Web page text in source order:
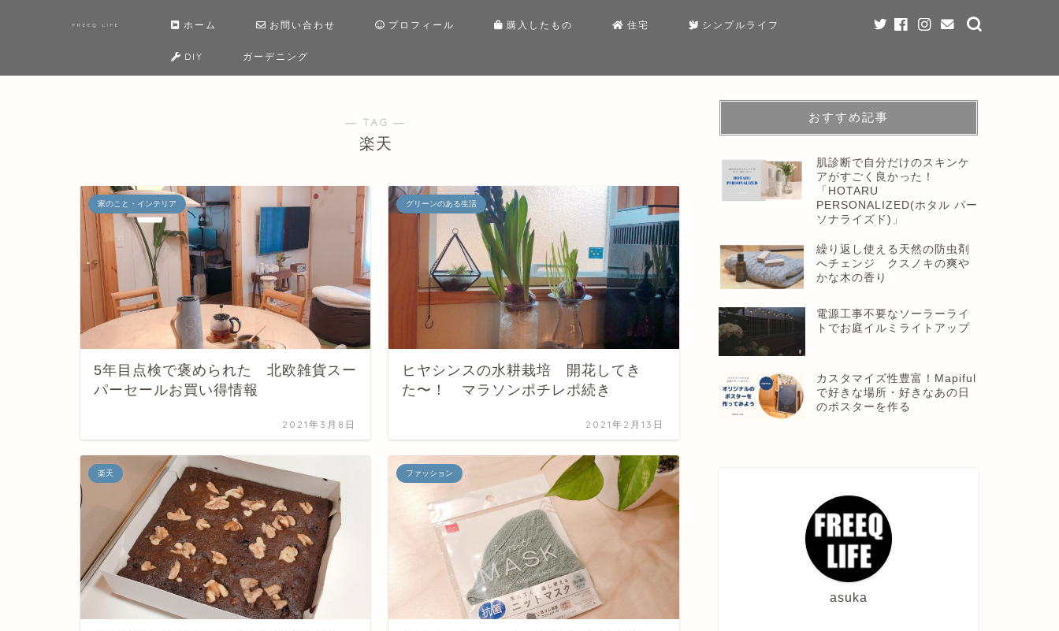
FREEQ LIFE ホーム お問い合わせ プロフィール 購入したもの 住宅 シンプルライフ
DIY ガーデニング
― TAG ―
楽天
家のこと・インテリア
5年目点検で褒められた 北欧雑貨スー
パーセールお買い得情報
2021年3月8日
グリーンのある生活
ヒヤシンスの水耕栽培 開花してき
た〜！ マラソンポチレポ続き
2021年2月13日
楽天 ファッション
おすすめ記事
肌診断で自分だけのスキンケ
アがすごく良かった！
「HOTARU
PERSONALIZED(ホタル パー
ソナライズド)」
繰り返し使える天然の防虫剤
へチェンジ クスノキの爽や
かな木の香り
電源工事不要なソーラーライ
トでお庭イルミライトアップ
カスタマイズ性豊富！Mapiful
で好きな場所・好きなあの日
のポスターを作る
asuka